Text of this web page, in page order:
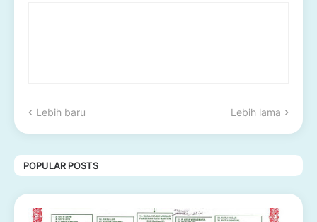
Lebih baru Lebih lama
POPULAR POSTS